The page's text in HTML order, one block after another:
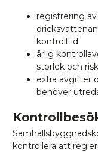
registrering
kontrolltid
årlig
storlek och
extra avgifter
behöver
kontrollera att